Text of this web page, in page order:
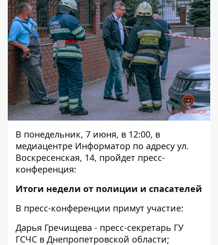
В понедельник, 7 июня, в 12:00, в
медиацентре Информатор по адресу ул.
Воскресенская, 14, пройдет пресс-
конференция:
Итоги недели от полиции и спасателей
В пресс-конференции примут участие:
Дарья Гречищева - пресс-секретарь ГУ
ГСЧС в Днепропетровской области;